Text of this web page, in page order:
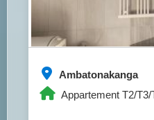
Ambatonakanga
Appartement T2/